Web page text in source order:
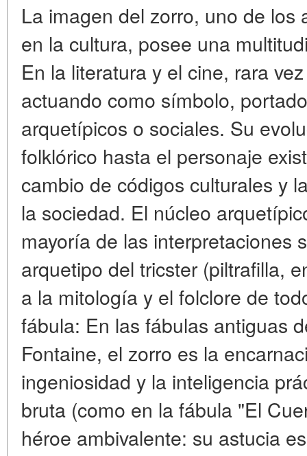
La imagen del zorro, uno de los
en la cultura, posee una
En la literatura y el cine, rara
actuando como símbolo,
arquetípicos o sociales. Su
folklórico hasta el personaje
cambio de códigos culturales y
la sociedad. El núcleo
mayoría de las interpretaciones
arquetipo del tricster (piltrafilla,
a la mitología y el folclore de
fábula: En las fábulas antiguas
Fontaine, el zorro es la
ingeniosidad y la inteligencia
bruta (como en la fábula "El
héroe ambivalente: su astucia